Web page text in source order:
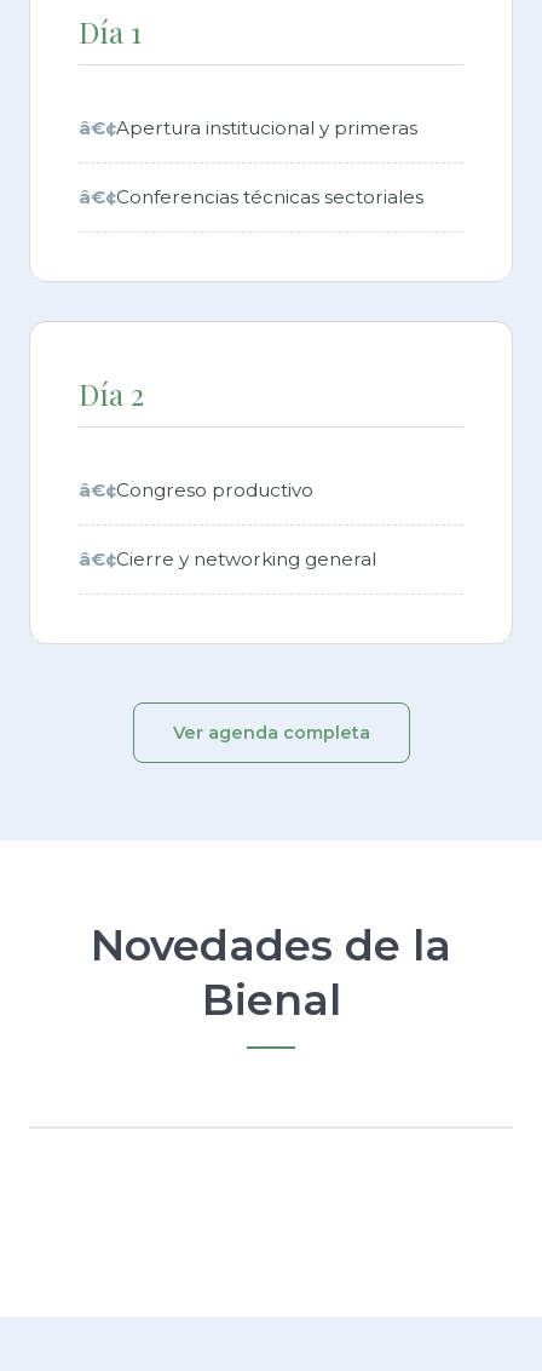
Día 1
Apertura institucional y primeras
Conferencias técnicas sectoriales
Día 2
Congreso productivo
Cierre y networking general
Ver agenda completa
Novedades de la
Bienal